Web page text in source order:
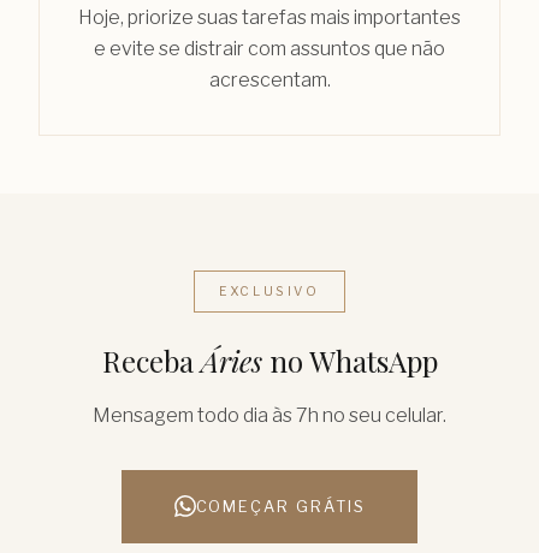
Hoje, priorize suas tarefas mais importantes
e evite se distrair com assuntos que não
acrescentam.
EXCLUSIVO
RecebaÁriesno WhatsApp
Mensagem todo dia às 7h no seu celular.
COMEÇAR GRÁTIS